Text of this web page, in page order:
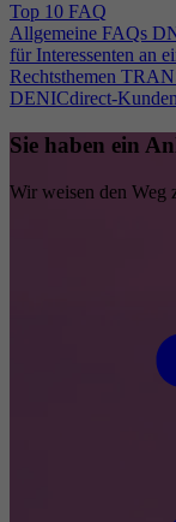
Top 10 FAQ
Allgemeine FAQs
für Interessenten an
Rechtsthemen
DENICdirect-Kunden
Sie haben ein
Wir weisen den Weg